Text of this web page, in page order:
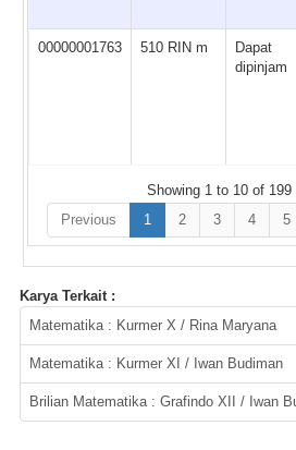
00000001763 510 RIN m
Dapat
dipinjam
Showing 1 to 10 of 199
Previous
1 2 3 4 5
Karya Terkait :
Matematika : Kurmer X / Rina Maryana
Matematika : Kurmer XI / Iwan Budiman
Brilian Matematika : Grafindo XII / Iwan